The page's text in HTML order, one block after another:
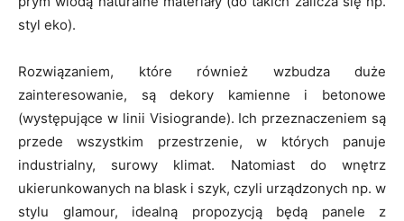
styl eko).
Rozwiązaniem, które również wzbudza duże
zainteresowanie, są dekory kamienne i betonowe
(występujące w linii Visiogrande). Ich przeznaczeniem są
przede wszystkim przestrzenie, w których panuje
industrialny, surowy klimat. Natomiast do wnętrz
ukierunkowanych na blask i szyk, czyli urządzonych np. w
stylu glamour, idealną propozycją będą panele z